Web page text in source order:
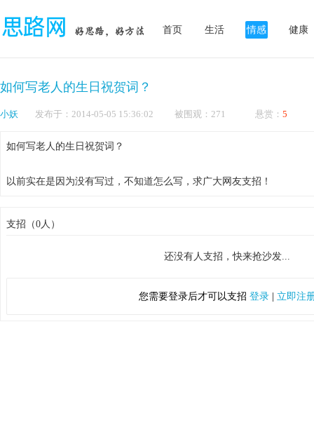
首页 生活 情感 健康
如何写老人的生日祝贺词？
小妖 发布于：2014-05-05 15:36:02 被围观：271 悬赏： 5
如何写老人的生日祝贺词？
以前实在是因为没有写过，不知道怎么写，求广大网友支招！
支招（0人）
还没有人支招，快来抢沙发...
您需要登录后才可以支招 登录| 立即注